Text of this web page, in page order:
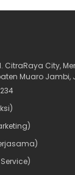
CitraRaya City,
Muaro Jambi,